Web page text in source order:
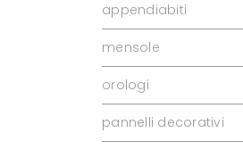
appendiabiti
mensole
orologi
pannelli decorativi